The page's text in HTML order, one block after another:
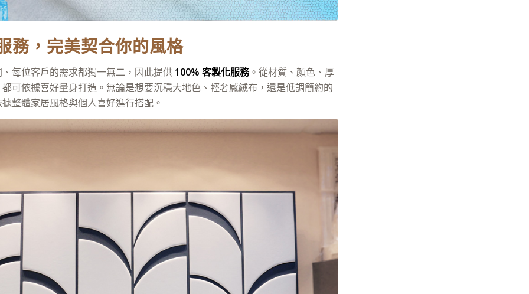
務，完美契合你的風格
每位客戶的需求都獨一無二，因此提供 100% 客製化服務。從材質、顏色、厚
可依據喜好量身打造。無論是想要沉穩大地色、輕奢感絨布，還是低調簡約的
整體家居風格與個人喜好進行搭配。